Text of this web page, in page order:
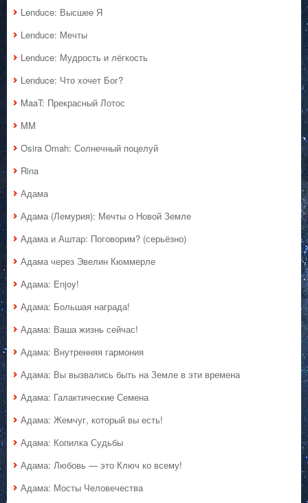
Lenduce: Высшее Я
Lenduce: Мечты
Lenduce: Мудрость и лёгкость
Lenduce: Что хочет Бог?
MaaT: Прекрасный Лотос
MM
Osira Omah: Солнечный поцелуй
Rina
Адама
Адама (Лемурия): Мечты о Новой Земле
Адама и Аштар: Поговорим? (серьёзно)
Адама через Эвелин Кюммерле
Адама: Enjoy!
Адама: Большая награда!
Адама: Ваша жизнь сейчас!
Адама: Внутренняя гармония
Адама: Вы вызвались быть на Земле в эти времена
Адама: Галактические Семена
Адама: Жемчуг, который вы есть!
Адама: Копилка Судьбы
Адама: Любовь — это Ключ ко всему!
Адама: Мосты Человечества